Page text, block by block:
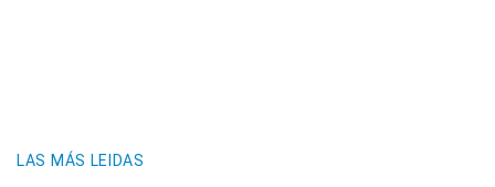
LAS MÁS LEIDAS